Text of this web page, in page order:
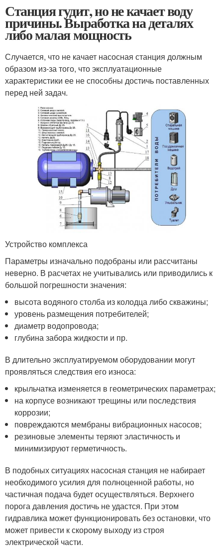
Станция гудит, но не качает воду
причины. Выработка на деталях
либо малая мощность
Случается, что не качает насосная станция должным
образом из-за того, что эксплуатационные
характеристики ее не способны достичь поставленных
перед ней задач.
Устройство комплекса
Параметры изначально подобраны или рассчитаны
неверно. В расчетах не учитывались или приводились к
большой погрешности значения:
высота водяного столба из колодца либо скважины;
уровень размещения потребителей;
диаметр водопровода;
глубина забора жидкости и пр.
В длительно эксплуатируемом оборудовании могут
проявляться следствия его износа:
крыльчатка изменяется в геометрических параметрах;
на корпусе возникают трещины или последствия
коррозии;
повреждаются мембраны вибрационных насосов;
резиновые элементы теряют эластичность и
минимизируют герметичность.
В подобных ситуациях насосная станция не набирает
необходимого усилия для полноценной работы, но
частичная подача будет осуществляться. Верхнего
порога давления достичь не удастся. При этом
гидравлика может функционировать без остановки, что
может привести к скорому выходу из строя
электрической части.